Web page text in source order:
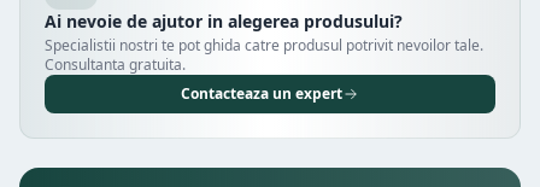
Ai nevoie de ajutor in alegerea produsului?
Specialistii nostri te pot ghida catre produsul potrivit nevoilor tale.
Consultanta gratuita.
Contacteaza un expert